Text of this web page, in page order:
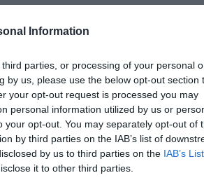
Information
parties, or processing of your personal
by us, please use the below opt-out section
your opt-out request is processed you may
personal information utilized by us or
opt-out. You may separately opt-out of
by third parties on the IAB’s list of
by us to third parties on the IAB’s
it to other third parties.
problemi fisici che ne
chiuso la
delle principali opzioni